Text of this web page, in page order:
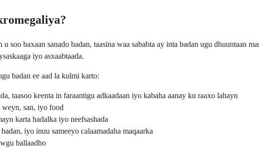
soo baxaan sanado badan, taasina waa sababta ay inta badan ugu dhuuntaan
iyo asxaabtaada.
badan ee aad la kulmi karto:
taasoo keenta in faraantigu adkaadaan iyo kabaha aanay ku raaxo lahayn
san, iyo food
karta hadalka iyo neefsashada
iyo inuu sameeyo calaamadaha maqaarka
ballaadho